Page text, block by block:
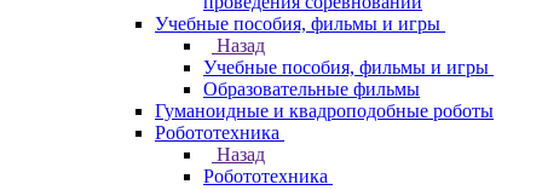
Учебные пособия, фильмы и игры
Назад
Учебные пособия, фильмы и игры
Образовательные фильмы
Гуманоидные и квадроподобные роботы
Робототехника
Назад
Робототехника